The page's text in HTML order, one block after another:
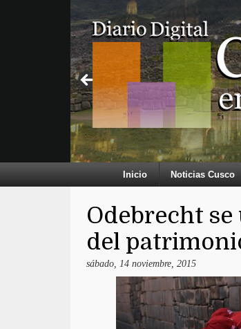
Inicio Noticias Cusco
Odebrecht
del
sábado, 14 noviembre, 2015